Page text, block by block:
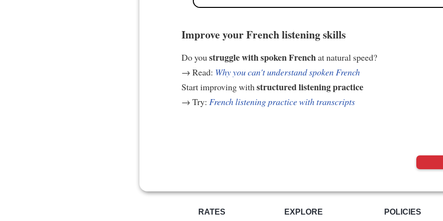
Improve your French listening skills
Do you struggle with spoken Frenchat natural speed?
→ Read: Why you can't understand spoken French
Start improving with structured listening practice
→ Try: French listening practice with transcripts
RATES EXPLORE POLICIES